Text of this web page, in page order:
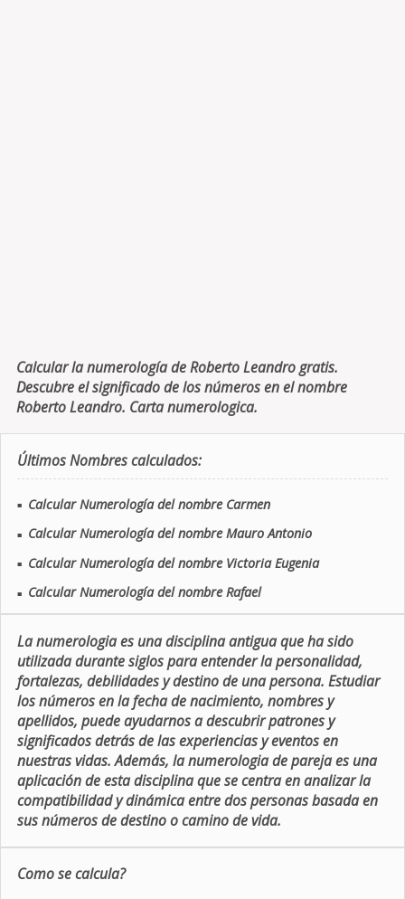
Calcular la numerología de Roberto Leandro gratis.
Descubre el significado de los números en el nombre
Roberto Leandro. Carta numerologica.
Últimos Nombres calculados:
■ Calcular Numerología del nombre Carmen
■ Calcular Numerología del nombre Mauro Antonio
■ Calcular Numerología del nombre Victoria Eugenia
■ Calcular Numerología del nombre Rafael
La numerologia es una disciplina antigua que ha sido
utilizada durante siglos para entender la personalidad,
fortalezas, debilidades y destino de una persona. Estudiar
los números en la fecha de nacimiento, nombres y
apellidos, puede ayudarnos a descubrir patrones y
significados detrás de las experiencias y eventos en
nuestras vidas. Además, la numerologia de pareja es una
aplicación de esta disciplina que se centra en analizar la
compatibilidad y dinámica entre dos personas basada en
sus números de destino o camino de vida.
Como se calcula?